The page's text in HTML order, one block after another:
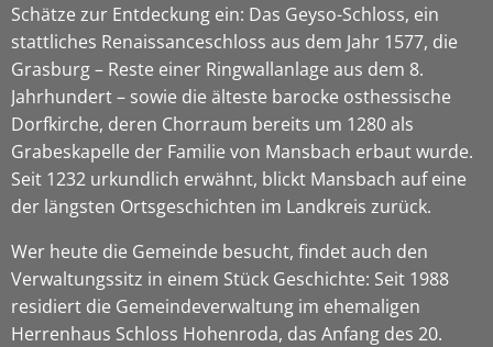
Schätze zur Entdeckung ein: Das Geyso-Schloss, ein
stattliches Renaissanceschloss aus dem Jahr 1577, die
Grasburg – Reste einer Ringwallanlage aus dem 8.
Jahrhundert – sowie die älteste barocke osthessische
Dorfkirche, deren Chorraum bereits um 1280 als
Grabeskapelle der Familie von Mansbach erbaut wurde.
Seit 1232 urkundlich erwähnt, blickt Mansbach auf eine
der längsten Ortsgeschichten im Landkreis zurück.
Wer heute die Gemeinde besucht, findet auch den
Verwaltungssitz in einem Stück Geschichte: Seit 1988
residiert die Gemeindeverwaltung im ehemaligen
Herrenhaus Schloss Hohenroda, das Anfang des 20.